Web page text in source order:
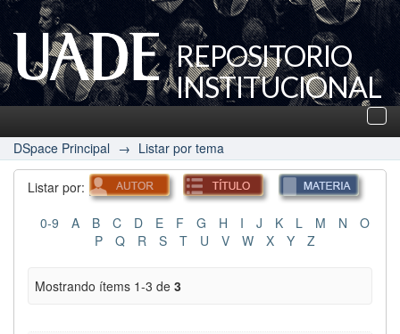
REPOSITORIO
INSTITUCIONAL
UADE
DSpace Principal → Listar por tema
Listar por:
0-9 A B C D E F G H I J K L M N
O
P
Q R S T U V W X Y Z
Mostrando ítems 1-3 de 3